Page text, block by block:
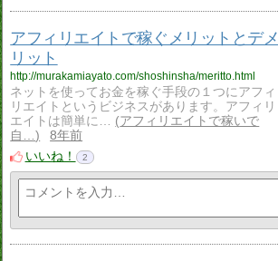
アフィリエイトで稼ぐメリットとデメ
リット
http://murakamiayato.com/shoshinsha/meritto.html
ネットを使ってお金を稼ぐ手段の１つにアフィ
リエイトというビジネスがあります。アフィリ
エイトは簡単に…
アフィリエイトで稼いで
自…
8年前
いいね！
2